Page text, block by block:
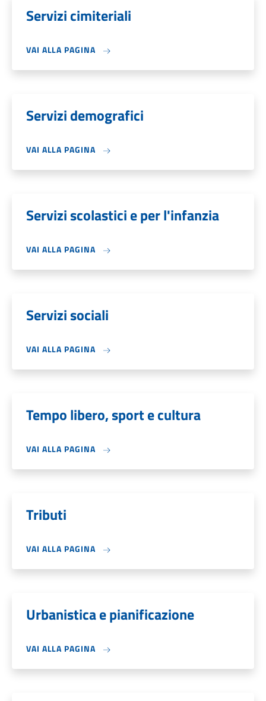
Servizi cimiteriali
VAI ALLA PAGINA
Servizi demografici
VAI ALLA PAGINA
Servizi scolastici e per l'infanzia
VAI ALLA PAGINA
Servizi sociali
VAI ALLA PAGINA
Tempo libero, sport e cultura
VAI ALLA PAGINA
Tributi
VAI ALLA PAGINA
Urbanistica e pianificazione
VAI ALLA PAGINA